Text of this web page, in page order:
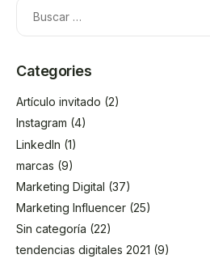
Categories
Artículo invitado (2)
Instagram (4)
LinkedIn (1)
marcas (9)
Marketing Digital (37)
Marketing Influencer (25)
Sin categoría (22)
tendencias digitales 2021 (9)